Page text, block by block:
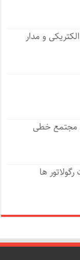
و مدار
مجتمع خطی
ها